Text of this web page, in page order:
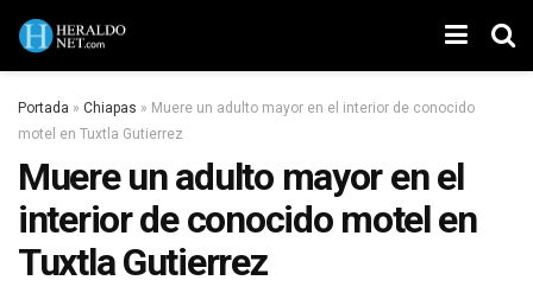
Portada » Chiapas » Muere un adulto mayor en el interior de conocido
motel en Tuxtla Gutierrez
Muere un adulto mayor en el
interior de conocido motel en
Tuxtla Gutierrez